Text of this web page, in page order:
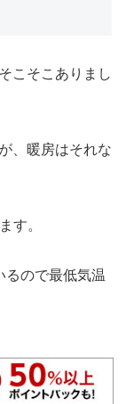
こそこありまし
、暖房はそれな
す。
るので最低気温